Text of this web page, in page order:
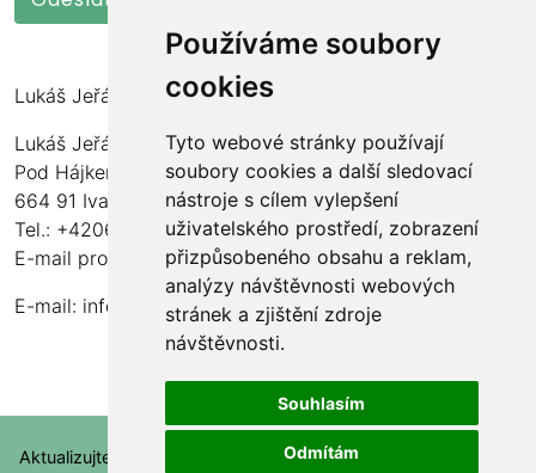
Používáme soubory
cookies
Tyto webové stránky používají
soubory cookies a další sledovací
nástroje s cílem vylepšení
uživatelského prostředí, zobrazení
přizpůsobeného obsahu a reklam,
analýzy návštěvnosti webových
stránek a zjištění zdroje
návštěvnosti.
Souhlasím
Odmítám
Lukáš Jeřábek
Lukáš Jeřábek
Pod Hájkem 77/97
664 91 Ivančice
Tel.: +420606190173
E-mail pro montáže: montaze@ecosolartechnology.cz
E-mail: info@ecosolartechnology.cz
Aktualizujte nastavení souborů cookie.